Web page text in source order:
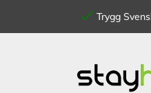
Trygg
innehållet